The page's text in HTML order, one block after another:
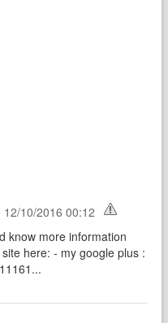
12/10/2016 00:12
know more information
here: - my google plus :